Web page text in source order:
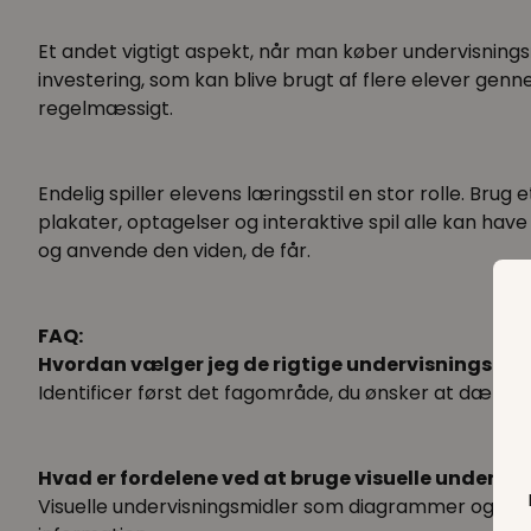
Et andet vigtigt aspekt, når man køber
investering, som kan blive brugt af flere elever
regelmæssigt.
Endelig spiller elevens læringsstil en stor rolle.
plakater, optagelser og interaktive spil alle kan
og anvende den viden, de får.
FAQ:
Hvordan vælger jeg de rigtige
Identificer først det fagområde, du ønsker at
Hvad er fordelene ved at bruge visuelle
Visuelle undervisningsmidler som diagrammer og